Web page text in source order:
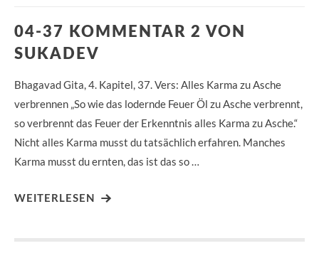
04-37 KOMMENTAR 2 VON
SUKADEV
Bhagavad Gita, 4. Kapitel, 37. Vers: Alles Karma zu Asche
verbrennen „So wie das lodernde Feuer Öl zu Asche verbrennt,
so verbrennt das Feuer der Erkenntnis alles Karma zu Asche.“
Nicht alles Karma musst du tatsächlich erfahren. Manches
Karma musst du ernten, das ist das so …
WEITERLESEN